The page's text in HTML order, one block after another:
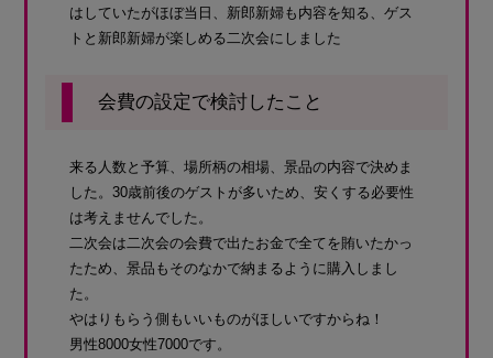
はしていたがほぼ当日、新郎新婦も内容を知る、ゲス
トと新郎新婦が楽しめる二次会にしました
会費の設定で検討したこと
来る人数と予算、場所柄の相場、景品の内容で決めま
した。30歳前後のゲストが多いため、安くする必要性
は考えませんでした。
二次会は二次会の会費で出たお金で全てを賄いたかっ
たため、景品もそのなかで納まるように購入しまし
た。
やはりもらう側もいいものがほしいですからね！
男性8000女性7000です。